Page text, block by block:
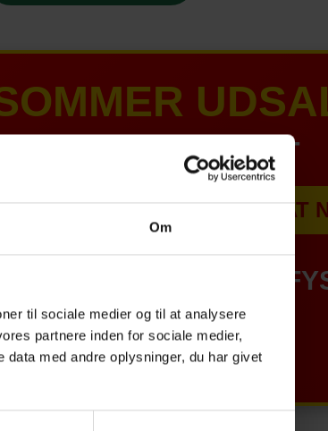
Om
til sociale medier og til at analysere
partnere inden for sociale medier,
med andre oplysninger, du har givet
TIL D. 8 AUGUST
HELE WEBSHOPPEN ER SAT
Tilbud GÆLDER IKKE I
BUTIKKERE